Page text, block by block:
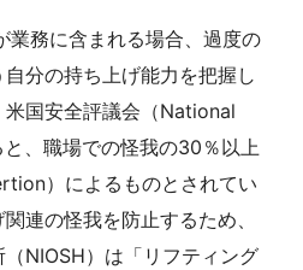
業務に含まれる場合、過度の
分の持ち上げ能力を把握し
国安全評議会（National
、職場での怪我の30％以上
）によるものとされてい
連の怪我を防止するため、
NIOSH）は「リフティング